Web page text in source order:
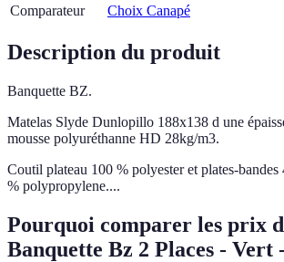
Comparateur
Choix Canapé
Description du produit
Banquette BZ.
Matelas Slyde Dunlopillo 188x138 d une
mousse polyuréthanne HD 28kg/m3.
Coutil plateau 100 % polyester et plates-
% polypropylene....
Pourquoi comparer les prix
Banquette Bz 2 Places - Vert